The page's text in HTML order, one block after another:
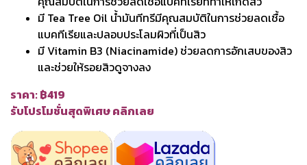
มี Tea Tree Oil น้ำมันทีทรีมีคุณสมบัติในการช่วยลดเชื้อ
แบคทีเรียและปลอบประโลมผิวที่เป็นสิว
มี Vitamin B3 (Niacinamide) ช่วยลดการอักเสบของสิว
และช่วยให้รอยสิวดูจางลง
ราคา: ฿419
รับโปรโมชั่นสุดพิเศษ คลิกเลย